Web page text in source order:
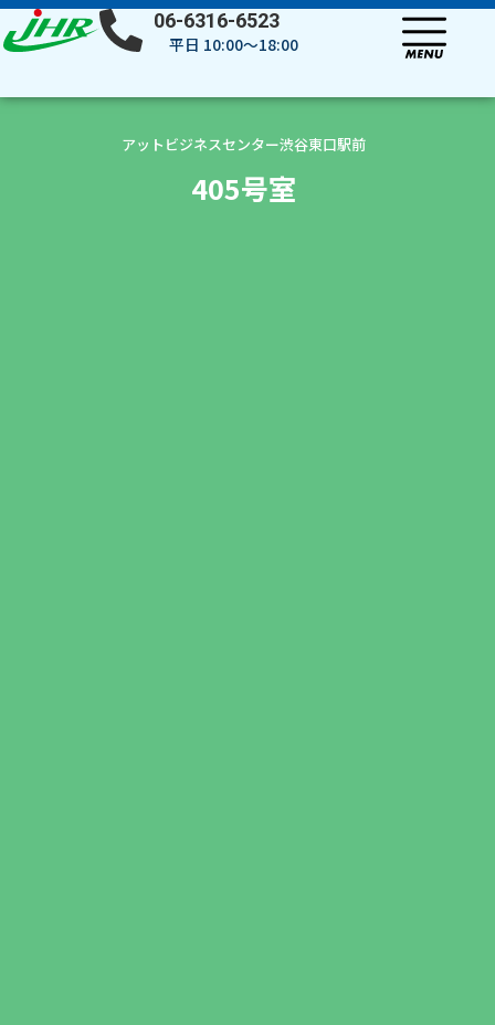
内
容
キ
06-6316-6523
平日 10:00～18:00
アットビジネスセンター渋谷東口駅前
405号室